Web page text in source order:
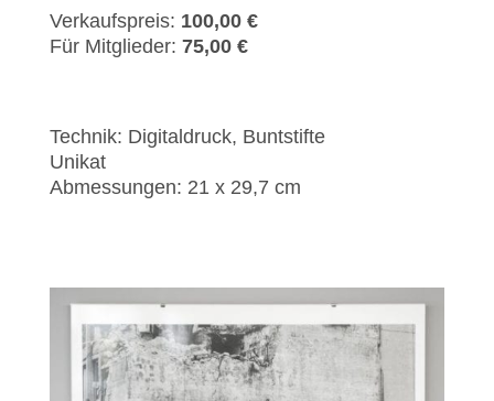
Verkaufspreis: 100,00 €
Für Mitglieder: 75,00 €
Technik: Digitaldruck, Buntstifte
Unikat
Abmessungen: 21 x 29,7 cm